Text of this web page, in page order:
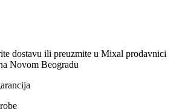
dostavu ili preuzmite u Mixal prodavnici
Novom Beogradu